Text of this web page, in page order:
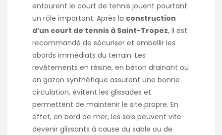
entourent le court de tennis jouent pourtant
un rôle important. Après la construction
d’un court de tennis à Saint-Tropez, il est
recommandé de sécuriser et embellir les
abords immédiats du terrain. Les
revêtements en résine, en béton drainant ou
en gazon synthétique assurent une bonne
circulation, évitent les glissades et
permettent de maintenir le site propre. En
effet, en bord de mer, les sols peuvent vite
devenir glissants à cause du sable ou de